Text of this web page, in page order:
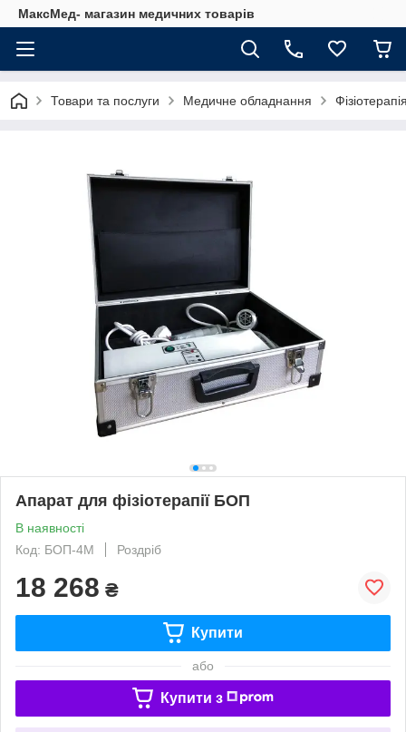
МаксМед- магазин медичних товарів
Товари та послуги Медичне обладнання
Апарат для фізіотерапії БОП
В наявності
Код: БОП-4М
Роздріб
18 268 ₴
Купити
або
Купити з